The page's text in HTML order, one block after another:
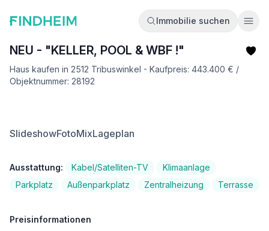
Immobilie suchen
NEU - "KELLER, POOL & WBF !"
Haus kaufen in 2512 Tribuswinkel - Kaufpreis: 443.400 € /
Objektnummer: 28192
SlideshowFotoMixLageplan
Ausstattung: Kabel/Satelliten-TV
Klimaanlage
Parkplatz
Außenparkplatz Zentralheizung Terrasse
Preisinformationen